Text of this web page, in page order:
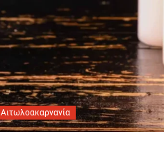
Αιτωλοακαρνανία